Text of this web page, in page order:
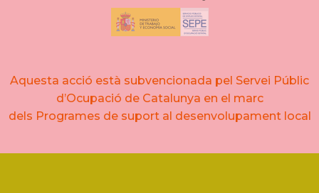
Aquesta acció està subvencionada pel Servei Públic
d’Ocupació de Catalunya en el marc
dels Programes de suport al desenvolupament local